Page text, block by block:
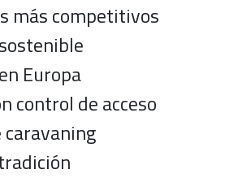
más competitivos
Europa
control de acceso